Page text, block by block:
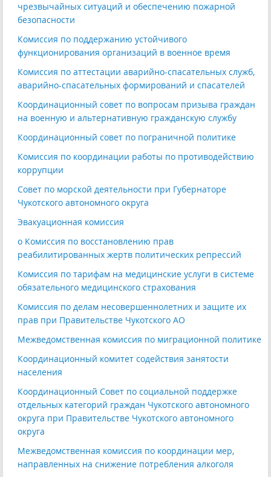
чрезвычайных ситуаций и обеспечению пожарной
безопасности
Комиссия по поддержанию устойчивого
функционирования организаций в военное время
Комиссия по аттестации аварийно-спасательных служб,
аварийно-спасательных формирований и спасателей
Координационный совет по вопросам призыва граждан
на военную и альтернативную гражданскую службу
Координационный совет по пограничной политике
Комиссия по координации работы по противодействию
коррупции
Совет по морской деятельности при Губернаторе
Чукотского автономного округа
Эвакуационная комиссия
o Комиссия по восстановлению прав
реабилитированных жертв политических репрессий
Комиссия по тарифам на медицинские услуги в системе
обязательного медицинского страхования
Комиссия по делам несовершеннолетних и защите их
прав при Правительстве Чукотского АО
Межведомственная комиссия по миграционной политике
Координационный комитет содействия занятости
населения
Координационный Совет по социальной поддержке
отдельных категорий граждан Чукотского автономного
округа при Правительстве Чукотского автономного
округа
Межведомственная комиссия по координации мер,
направленных на снижение потребления алкоголя